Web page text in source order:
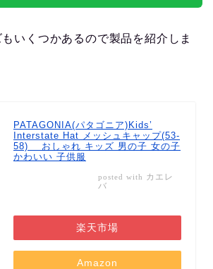
いくつかあるので製品を紹介しま
PATAGONIA(パタゴニア)Kids’
Interstate Hat メッシュキャップ(53-
58) おしゃれ キッズ 男の子 女の子
かわいい 子供服
posted with カエレ
バ
楽天市場
Amazon